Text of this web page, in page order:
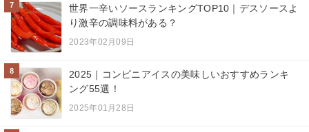
7
世界一辛いソースランキングTOP10｜デスソースよ
り激辛の調味料がある？
2023年02月09日
8
2025｜コンビニアイスの美味しいおすすめランキ
ング55選！
2025年01月28日